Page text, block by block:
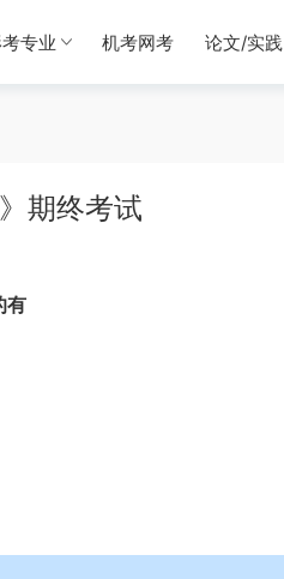
专业 机考网考 论文/实践
期终考试
有